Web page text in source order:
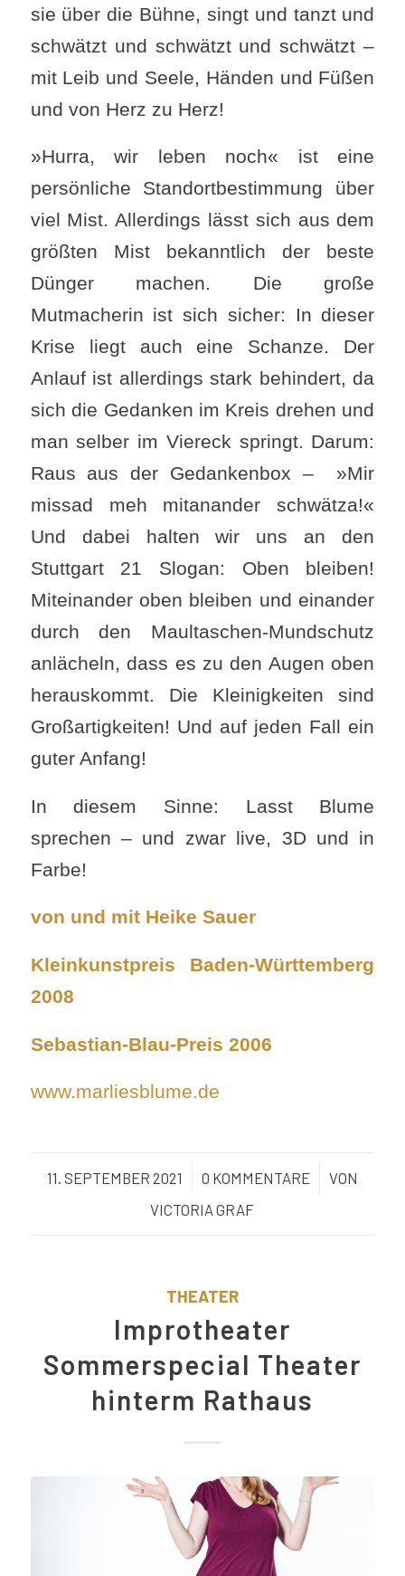
sie über die Bühne, singt und tanzt und
schwätzt und schwätzt und schwätzt –
mit Leib und Seele, Händen und Füßen
und von Herz zu Herz!
»Hurra, wir leben noch« ist eine
persönliche Standortbestimmung über
viel Mist. Allerdings lässt sich aus dem
größten Mist bekanntlich der beste
Dünger machen. Die große
Mutmacherin ist sich sicher: In dieser
Krise liegt auch eine Schanze. Der
Anlauf ist allerdings stark behindert, da
sich die Gedanken im Kreis drehen und
man selber im Viereck springt. Darum:
Raus aus der Gedankenbox – »Mir
missad meh mitanander schwätza!«
Und dabei halten wir uns an den
Stuttgart 21 Slogan: Oben bleiben!
Miteinander oben bleiben und einander
durch den Maultaschen-Mundschutz
anlächeln, dass es zu den Augen oben
herauskommt. Die Kleinigkeiten sind
Großartigkeiten! Und auf jeden Fall ein
guter Anfang!
In diesem Sinne: Lasst Blume
sprechen – und zwar live, 3D und in
Farbe!
von und mit Heike Sauer
Kleinkunstpreis Baden-Württemberg
2008
Sebastian-Blau-Preis 2006
www.marliesblume.de
11. SEPTEMBER 2021
/ 0 KOMMENTARE
/
VON
VICTORIA GRAF
THEATER
Improtheater
Sommerspecial Theater
hinterm Rathaus